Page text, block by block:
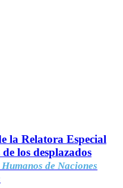
la Relatora Especial
los desplazados
de Naciones